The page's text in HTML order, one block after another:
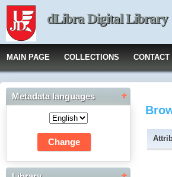
dLibra Digital Library
MAIN PAGE COLLECTIONS CONTACT
Metadata languages